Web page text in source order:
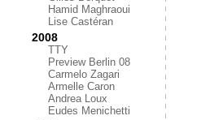
Hamid Maghraoui
Lise Castéran
2008
TTY
Preview Berlin 08
Carmelo Zagari
Armelle Caron
Andrea Loux
Eudes Menichetti